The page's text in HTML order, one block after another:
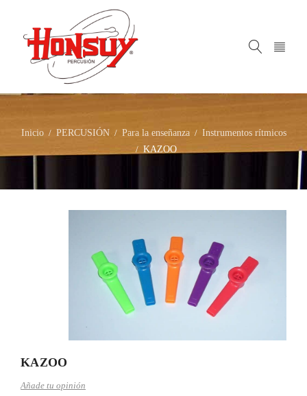
Inicio / PERCUSIÓN / Para la enseñanza / Instrumentos rítmicos
/ KAZOO
KAZOO
Añade tu opinión